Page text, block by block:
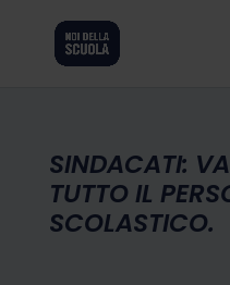
SINDACATI:
TUTTO IL
SCOLASTICO.